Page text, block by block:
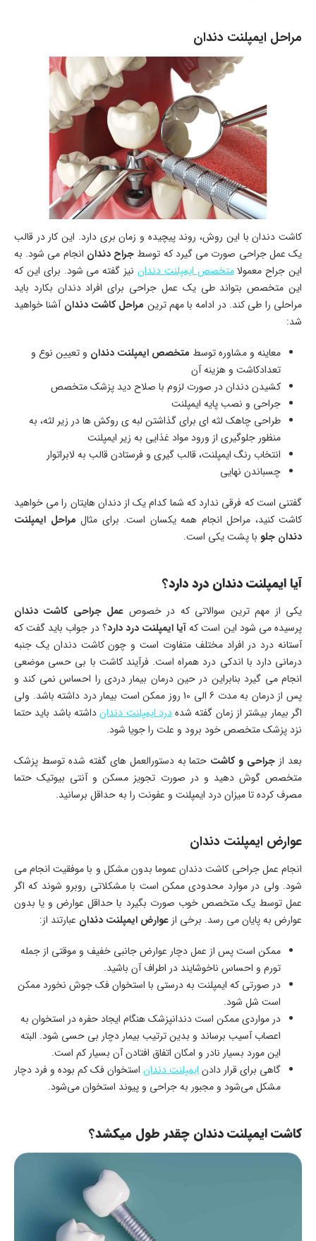
مراحل ایمپلنت دندان
کاشت دندان با این روش، روند پیچیده و زمان بری دارد. این کار در قالب
یک عمل جراحی صورت می گیرد که توسط جراح دندان انجام می شود. به
این جراح معمولامتخصص ایمپلنت دندان نیز گفته می شود. برای این که
این متخصص بتواند طی یک عمل جراحی برای افراد دندان بکارد باید
مراحلی را طی کند. در ادامه با مهم ترین مراحل کاشت دندانآشنا خواهید
شد:
معاینه و مشاوره توسط متخصص ایمپلنت دندان و تعیین نوع و
تعدادکاشت و هزینه آن
کشیدن دندان در صورت لزوم با صلاح دید پزشک متخصص
جراحی و نصب پایه ایمپلنت
طراحی چاهک لثه ای برای گذاشتن لبه ی روکش ها در زیر لثه، به
منظور جلوگیری از ورود مواد غذایی به زیر ایمپلنت
انتخاب رنگ ایمپلنت، قالب گیری و فرستادن قالب به لابراتوار
چسباندن نهایی
گفتنی است که فرقی ندارد که شما کدام یک از دندان هایتان را می خواهید
کاشت کنید، مراحل انجام همه یکسان است. برای مثال مراحل ایمپلنت
دندان جلو با پشت یکی است.
آیا ایمپلنت دندان درد دارد؟
یکی از مهم ترین سوالاتی که در خصوص عمل جراحی کاشت دندان
پرسیده می شود این است کهآیا ایمپلنت درد دارد؟ در جواب باید گفت که
آستانه درد در افراد مختلف متفاوت است و چون کاشت دندان یک جنبه
درمانی دارد با اندکی درد همراه است. فرآیند کاشت با بی حسی موضعی
انجام می گیرد بنابراین در حین درمان بیمار دردی را احساس نمی کند و
پس از درمان به مدت 6 الی 10 روز ممکن است بیمار درد داشته باشد. ولی
اگر بیمار بیشتر از زمان گفته شدهدرد ایمپلنت دندانداشته باشد باید حتما
نزد پزشک متخصص خود برود و علت را جویا شود.
بعد از جراحی و کاشت حتما به دستورالعمل های گفته شده توسط پزشک
متخصص گوش دهید و در صورت تجویز مسکن و آنتی بیوتیک حتما
مصرف کرده تا میزان درد ایمپلنت و عفونت را به حداقل برسانید.
عوارض ایمپلنت دندان
انجام عمل جراحی کاشت دندان عموما بدون مشکل و با موفقیت انجام می
شود. ولی در موارد محدودی ممکن است با مشکلاتی روبرو شوند که اگر
عمل توسط یک متخصص خوب صورت بگیرد با حداقل عوارض و یا بدون
عوارض به پایان می رسد. برخی از عوارض ایمپلنت دندان عبارتند از:
ممکن است پس از عمل دچار عوارض جانبی خفیف و موقتی از جمله
تورم و احساس ناخوشایند در اطراف آن باشید.
در صورتی که ایمپلنت به درستی با استخوان فک جوش نخورد ممکن
است شل شود.
در مواردی ممکن است دندانپزشک هنگام ایجاد حفره در استخوان به
اعصاب آسیب برساند و بدین ترتیب بیمار دچار بی حسی شود. البته
این مورد بسیار نادر و امکان اتفاق افتادن آن بسیار کم است.
گاهی برای قرار دادنایمپلنت دندان استخوان فک کم بوده و فرد دچار
مشکل می‌شود و مجبور به جراحی و پیوند استخوان می‌شود.
کاشت ایمپلنت دندان چقدر طول میکشد؟